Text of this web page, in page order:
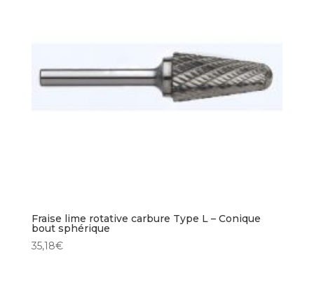
Fraise lime rotative carbure Type L – Conique
bout sphérique
35,18€